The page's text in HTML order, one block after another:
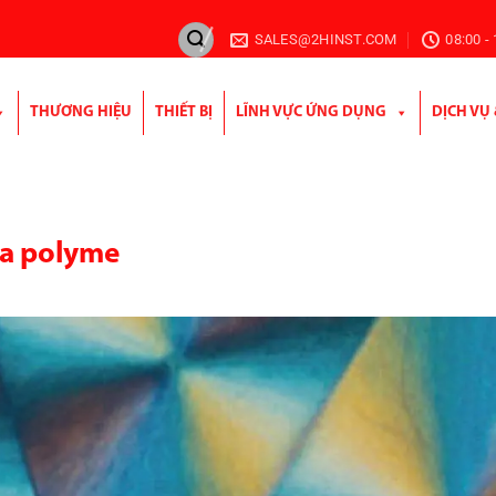
SALES@2HINST.COM 08:00 -
THƯƠNG HIỆU THIẾT BỊ LĨNH VỰC ỨNG DỤNG DỊCH VỤ
polyme